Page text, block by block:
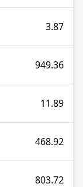
3.87
949.36
11.89
468.92
803.72